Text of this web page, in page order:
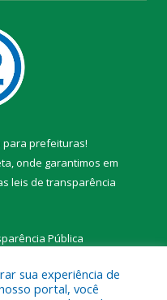
para prefeituras!
onde garantimos em
leis de transparência
Pública
sua experiência de
portal, você